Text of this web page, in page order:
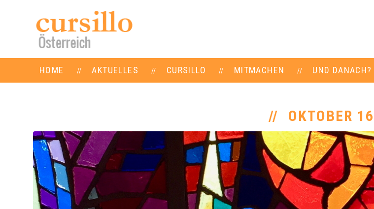
HOME AKTUELLES CURSILLO MITMACHEN UND DANACH?
OKTOBER 16